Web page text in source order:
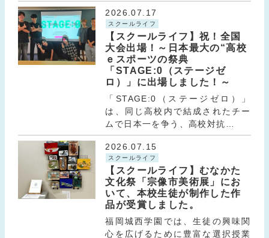
2026.07.17
スクールライフ
【スクールライフ】祝！全国
大会出場！～日本最大の“高校
ｅスポーツの祭典
「STAGE:0（ステージゼ
ロ）」に出場しました！～
「STAGE:0（ステージゼロ）」
は、同じ高校内で結成されたチー
ムで日本一を争う、高校対抗…
2026.07.15
スクールライフ
【スクールライフ】むなかた
文化祭「宗像市美術展」にお
いて、本校生徒が制作した作
品が受賞しました。
福岡城西学園では、生徒の興味関
心を広げるために豊富な選択授業